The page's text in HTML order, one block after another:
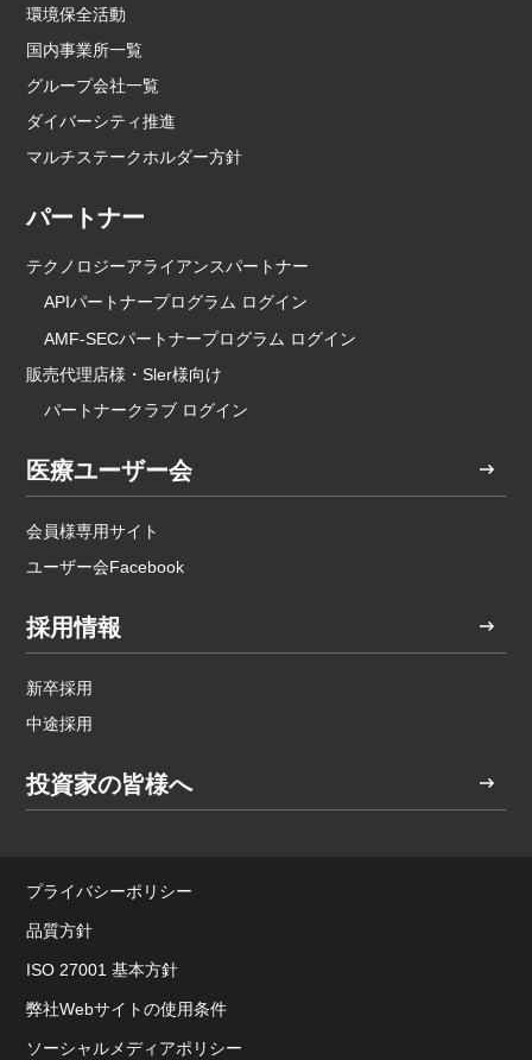
環境保全活動
国内事業所一覧
グループ会社一覧
ダイバーシティ推進
マルチステークホルダー方針
パートナー
テクノロジーアライアンスパートナー
APIパートナープログラム ログイン
AMF-SECパートナープログラム ログイン
販売代理店様・Sler様向け
パートナークラブ ログイン
医療ユーザー会
会員様専用サイト
ユーザー会Facebook
採用情報
新卒採用
中途採用
投資家の皆様へ
プライバシーポリシー
品質方針
ISO 27001 基本方針
弊社Webサイトの使用条件
ソーシャルメディアポリシー